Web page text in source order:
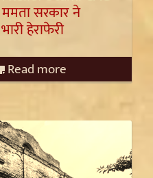
ममता सरकार ने
हेराफेरी
Read more